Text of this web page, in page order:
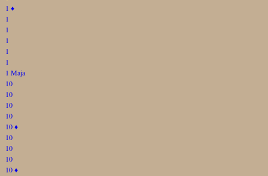
1 ♦
1
1
1
1
1
1 Maja
10
10
10
10
10♦
10
10
10
10♦